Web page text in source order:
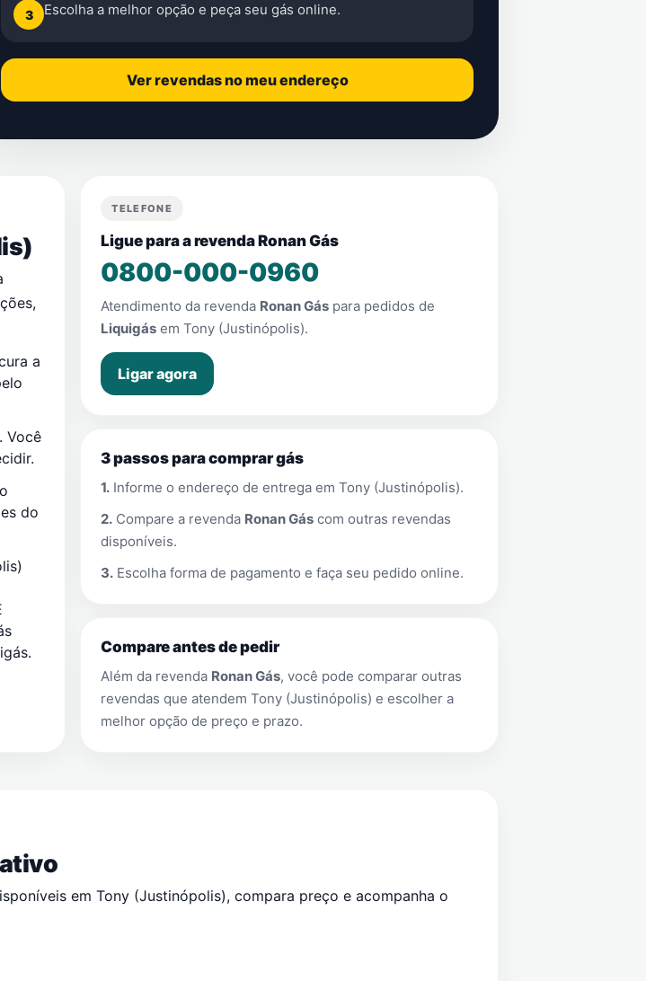
3 Escolha a melhor opção e peça seu gás online.
Ver revendas no meu endereço
a
. Você
do
TELEFONE
Ligue para a revenda Ronan Gás
0800-000-0960
Atendimento da revenda Ronan Gás para pedidos de
Liquigás emTony (Justinópolis).
Ligar agora
3 passos para comprar gás
1. Informe o endereço de entrega emTony (Justinópolis).
2. Compare a revenda Ronan Gás com outras revendas
disponíveis.
3. Escolha forma de pagamento e faça seu pedido online.
Compare antes de pedir
Além da revenda Ronan Gás, você pode comparar outras
revendas que atendemTony (Justinópolis) e escolher a
melhor opção de preço e prazo.
em Tony (Justinópolis), compara preço e acompanha o